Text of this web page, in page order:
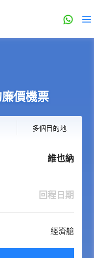
價機票
多個目的地
維也納
回程日期
經濟艙